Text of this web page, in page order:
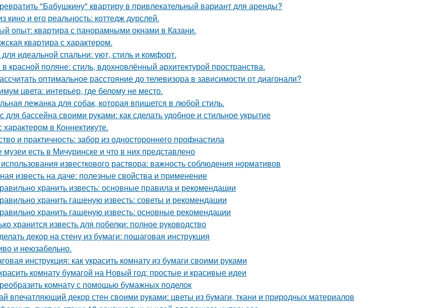
"Бабушкину" квартиру в привлекательный вариант для аренды?
кино и его реальность: коттедж дурслей.
опыт: квартира с панорамными окнами в Казани.
квартира с характером.
идеальной спальни: уют, стиль и комфорт.
красной поляне: стиль, вдохновлённый архитектурой пространства.
оптимальное расстояние до телевизора в зависимости от диагонали?
цвета: интерьер, где белому не место.
лежанка для собак, которая впишется в любой стиль.
для бассейна своими руками: как сделать удобное и стильное укрытие
в Коннектикуте.
и практичность: забор из одностороннего профнастила
музеи есть в Мичуринске и что в них представлено
известкового раствора: важность соблюдения нормативов
известь на даче: полезные свойства и применение
хранить известь: основные правила и рекомендации
хранить гашеную известь: советы и рекомендации
хранить гашеную известь: основные рекомендации
хранится известь для побелки: полное руководство
декор на стену из бумаги: пошаговая инструкция
и неюзабельно.
инструкция: как украсить комнату из бумаги своими руками
комнату бумагой на Новый год: простые и красивые идеи
комнату с помощью бумажных поделок
впечатляющий декор стен своими руками: цветы из бумаги, ткани и природных материалов